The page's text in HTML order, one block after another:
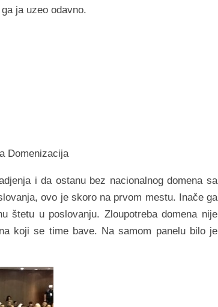
ja uzeo odavno.
Domenizacija
i da ostanu bez nacionalnog domena sa
ovo je skoro na prvom mestu. Inače ga
štetu u poslovanju. Zloupotreba domena nije
koji se time bave. Na samom panelu bilo je